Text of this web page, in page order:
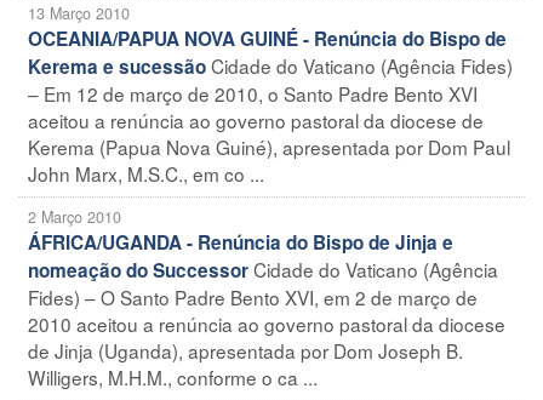
13 Março 2010
OCEANIA/PAPUA NOVA GUINÉ - Renúncia do Bispo de
Kerema e sucessãoCidade do Vaticano (Agência Fides)
– Em 12 de março de 2010, o Santo Padre Bento XVI
aceitou a renúncia ao governo pastoral da diocese de
Kerema (Papua Nova Guiné), apresentada por Dom Paul
John Marx, M.S.C., em co ...
2 Março 2010
ÁFRICA/UGANDA - Renúncia do Bispo de Jinja e
nomeação do SuccessorCidade do Vaticano (Agência
Fides) – O Santo Padre Bento XVI, em 2 de março de
2010 aceitou a renúncia ao governo pastoral da diocese
de Jinja (Uganda), apresentada por Dom Joseph B.
Willigers, M.H.M., conforme o ca ...